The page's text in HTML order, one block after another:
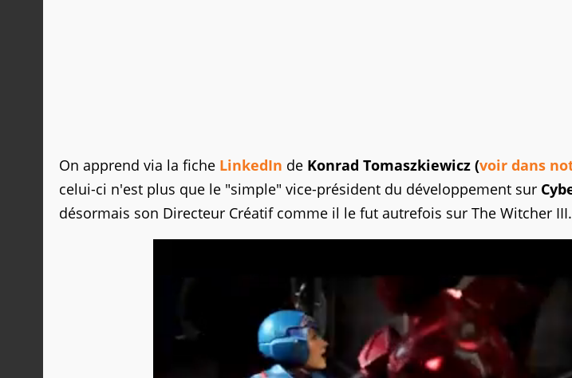
On apprend via la fiche LinkedIn de Konrad Tomaszkiewicz (voir dans
celui-ci n'est plus que le "simple" vice-président du développement sur
désormais son Directeur Créatif comme il le fut autrefois sur The Witcher III.